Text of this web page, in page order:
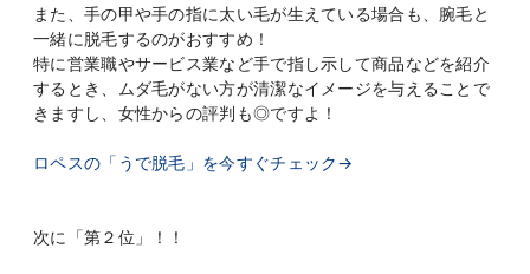
また、手の甲や手の指に太い毛が生えている場合も、腕毛と
一緒に脱毛するのがおすすめ！
特に営業職やサービス業など手で指し示して商品などを紹介
するとき、ムダ毛がない方が清潔なイメージを与えることで
きますし、女性からの評判も◎ですよ！
ロペスの「うで脱毛」を今すぐチェック→
次に「第２位」！！